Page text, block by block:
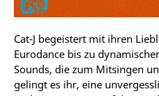
Cat-J begeistert mit ihren
Eurodance bis zu
Sounds, die zum Mitsingen
gelingt es ihr, eine